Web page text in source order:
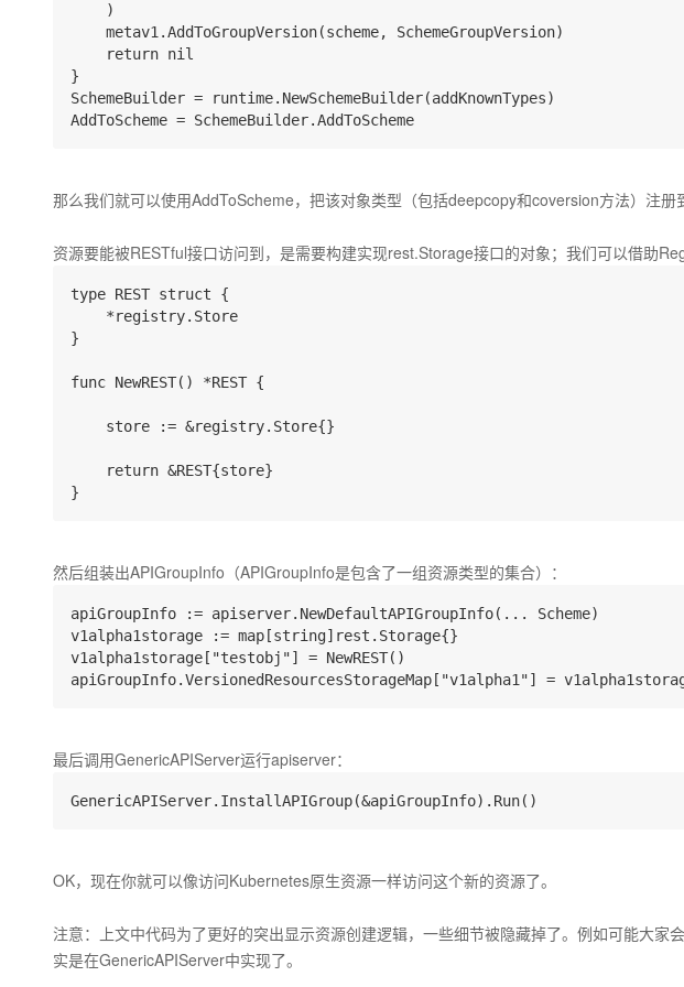
)
metav1.AddToGroupVersion(scheme, SchemeGroupVersion)
return nil
}
SchemeBuilder = runtime.NewSchemeBuilder(addKnownTypes)
那么我们就可以使用AddToScheme，把该对象类型（包括deepcopy和coversion方法）注册
资源要能被RESTful接口访问到，是需要构建实现rest.Storage接口的对象；我们可以借助
type REST struct {
*registry.Store
}
func NewREST() *REST {
store := &registry.Store{}
return &REST{store}
然后组装出APIGroupInfo（APIGroupInfo是包含了一组资源类型的集合）：
apiGroupInfo := apiserver.NewDefaultAPIGroupInfo(... Scheme)
v1alpha1storage := map[string]rest.Storage{}
v1alpha1storage["testobj"] = NewREST()
最后调用GenericAPIServer运行apiserver：
OK，现在你就可以像访问Kubernetes原生资源一样访问这个新的资源了。
注意：上文中代码为了更好的突出显示资源创建逻辑，一些细节被隐藏掉了。例如可能大
实是在GenericAPIServer中实现了。